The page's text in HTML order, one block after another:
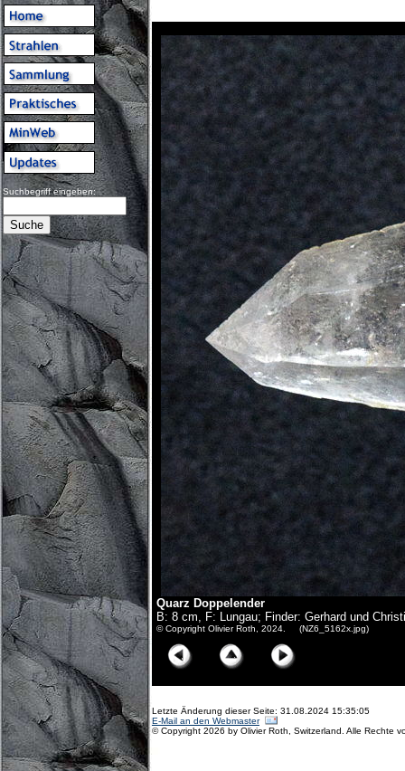
Suchbegriff eingeben:
Quarz Doppelender
B: 8 cm, F: Lungau; Finder: Gerhard und
© Copyright Olivier Roth, 2024. (NZ6_5162x.jpg)
Letzte Änderung dieser Seite: 31.08.2024 15:35:05
E-Mail an den Webmaster
© Copyright 2026 by Olivier Roth, Switzerland. Alle Rechte